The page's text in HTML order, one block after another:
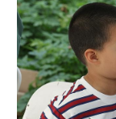
文化
访谈
法律
食品